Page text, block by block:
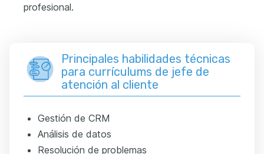
profesional.
Principales habilidades técnicas
para currículums de jefe de
atención al cliente
Gestión de CRM
Análisis de datos
Resolución de problemas